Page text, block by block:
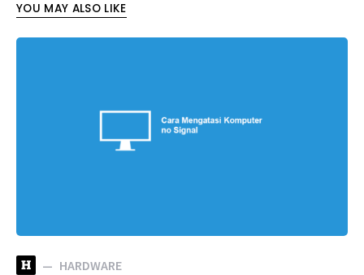
YOU MAY ALSO LIKE
H HARDWARE